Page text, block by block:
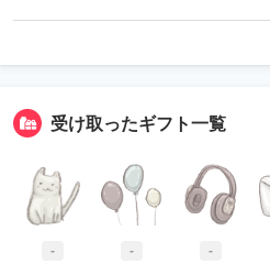
受け取ったギフト一覧
- - -